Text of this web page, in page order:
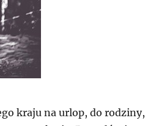
kraju na urlop, do rodziny,